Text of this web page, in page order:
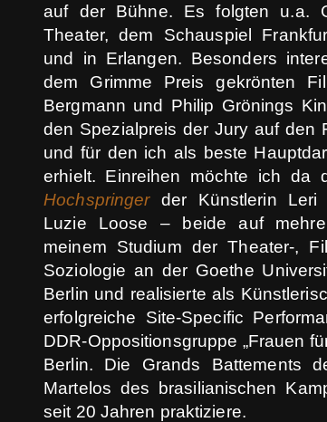
auf der Bühne. Es folgten u.a.
Theater, dem Schauspiel
und in Erlangen. Besonders
dem Grimme Preis gekrönten
Bergmann und Philip Grönings
den Spezialpreis der Jury auf den
und für den ich als beste
erhielt. Einreihen möchte ich da
Hochspringerder Künstlerin Leri
Luzie Loose – beide auf
meinem Studium der Theater-,
Soziologie an der Goethe
Berlin und realisierte als
erfolgreiche Site-Specific
DDR-Oppositionsgruppe „Frauen
Berlin. Die Grands Battements
Martelos des brasilianischen
seit 20 Jahren praktiziere.